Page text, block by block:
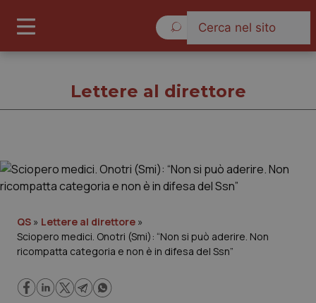
Governo e Parlamento
Regioni e Asl
Lettere al direttore
QS » Lettere al direttore »
Sciopero medici. Onotri (Smi): “Non si può aderire. Non
ricompatta categoria e non è in difesa del Ssn”